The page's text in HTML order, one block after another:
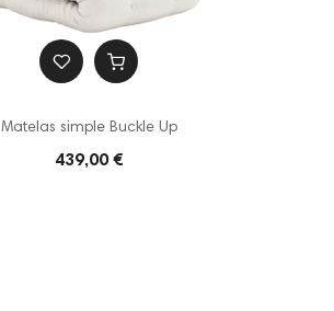
Matelas simple Buckle Up
439,00 €